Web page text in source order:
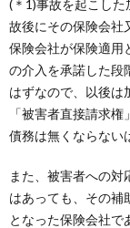
(＊1)事故を起こし
故後にその保険会社
保険会社が保険適
の介入を承諾した段
はずなので、以後は
「被害者直接請求
債務は無くならない
また、被害者への
はあっても、その補
となった保険会社で